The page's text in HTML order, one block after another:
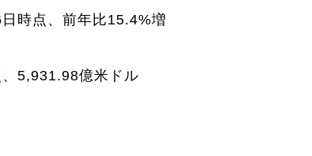
時点、前年比15.4%増
5,931.98億米ドル